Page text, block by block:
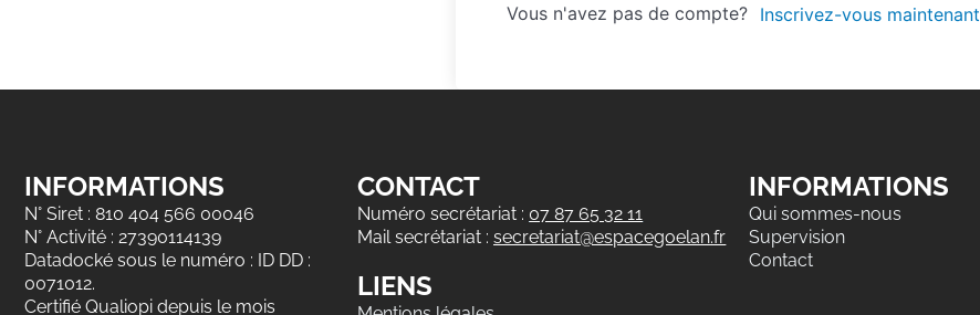
Vous n'avez pas de compte? Inscrivez-vous maintenant
INFORMATIONS
N° Siret : 810 404 566 00046
N° Activité : 27390114139
Datadocké sous le numéro : ID DD :
0071012.
Certifié Qualiopi depuis le mois
CONTACT
Numéro secrétariat : 07 87 65 32 11
Mail secrétariat :secretariat@espacegoelan.fr
LIENS
INFORMATIONS
Qui sommes-nous
Supervision
Contact